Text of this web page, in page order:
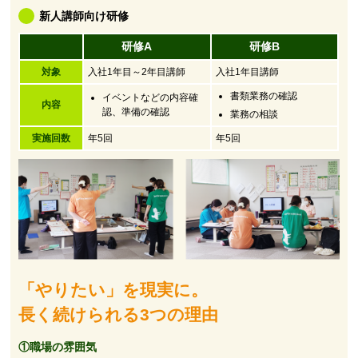
新人講師向け研修
研修A 研修B
対象 入社1年目～2年目講師 入社1年目講師
内容
イベントなどの内容確
認、準備の確認
書類業務の確認
業務の相談
実施回数 年5回 年5回
「やりたい」を現実に。
長く続けられる3つの理由
①職場の雰囲気